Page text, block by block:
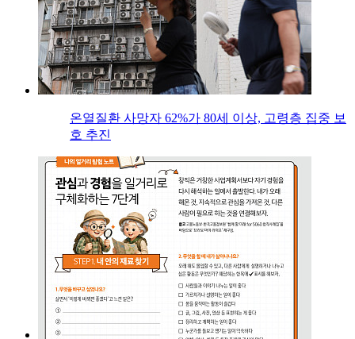
온열질환 사망자 62%가 80세 이상, 고령층 집중 보
호 추진